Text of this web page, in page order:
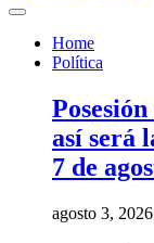
Home
Política
así será
7 de
agosto 3, 2026